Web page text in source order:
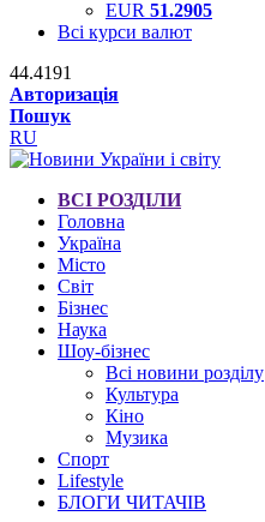
EUR 51.2905
Всі курси валют
44.4191
Авторизація
Пошук
RU
ВСІ РОЗДІЛИ
Головна
Україна
Місто
Світ
Бізнес
Наука
Шоу-бізнес
Всі новини розділу
Культура
Кіно
Музика
Спорт
Lifestyle
БЛОГИ ЧИТАЧІВ